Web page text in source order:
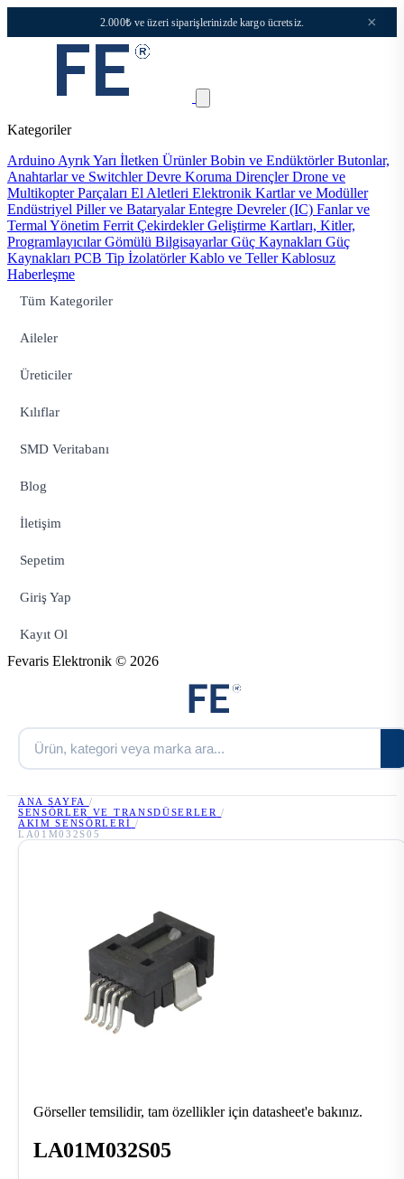
2.000₺ ve üzeri siparişlerinizde kargo ücretsiz. ×
Kategoriler
Arduino Ayrık Yarı İletken ÜrünlerBobin ve EndüktörlerButonlar,
Anahtarlar ve SwitchlerDevre Koruma DirençlerDrone ve
Multikopter Parçaları El Aletleri Elektronik Kartlar ve Modüller
Endüstriyel Piller ve BataryalarEntegre Devreler (IC) Fanlar ve
Termal Yönetim Ferrit ÇekirdeklerGeliştirme Kartları, Kitler,
ProgramlayıcılarGömülü BilgisayarlarGüç Kaynakları Güç
Kaynakları PCB Tip İzolatörlerKablo ve TellerKablosuz
Haberleşme
Tüm Kategoriler
Aileler
Üreticiler
Kılıflar
SMD Veritabanı
Blog
İletişim
Sepetim
Giriş Yap
Kayıt Ol
Fevaris Elektronik © 2026
ANA SAYFA /
SENSÖRLER VE TRANSDÜSERLER
/
AKIM SENSÖRLERI /
LA01M032S05
Görseller temsilidir, tam özellikler için datasheet'e bakınız.
LA01M032S05